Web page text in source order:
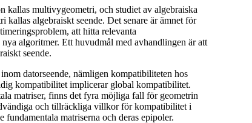
kallas multivygeometri, och studiet av algebraiska
kallas algebraiskt seende. Det senare är ämnet för
att hitta relevanta
algoritmer. Ett huvudmål med avhandlingen är att
seende.
datorseende, nämligen kompatibiliteten hos
kompatibilitet implicerar global kompatibilitet.
matriser, finns det fyra möjliga fall för geometrin
och tillräckliga villkor för kompatibilitet i
matriserna och deras epipoler.